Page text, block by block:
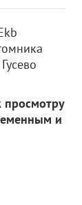
просмотру
и